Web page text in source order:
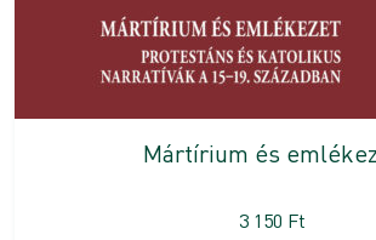
Mártírium és
3 150 Ft